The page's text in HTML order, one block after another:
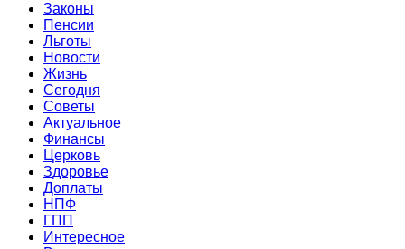
Законы
Пенсии
Льготы
Новости
Жизнь
Сегодня
Советы
Актуальное
Финансы
Церковь
Здоровье
Доплаты
НПФ
ГПП
Интересное